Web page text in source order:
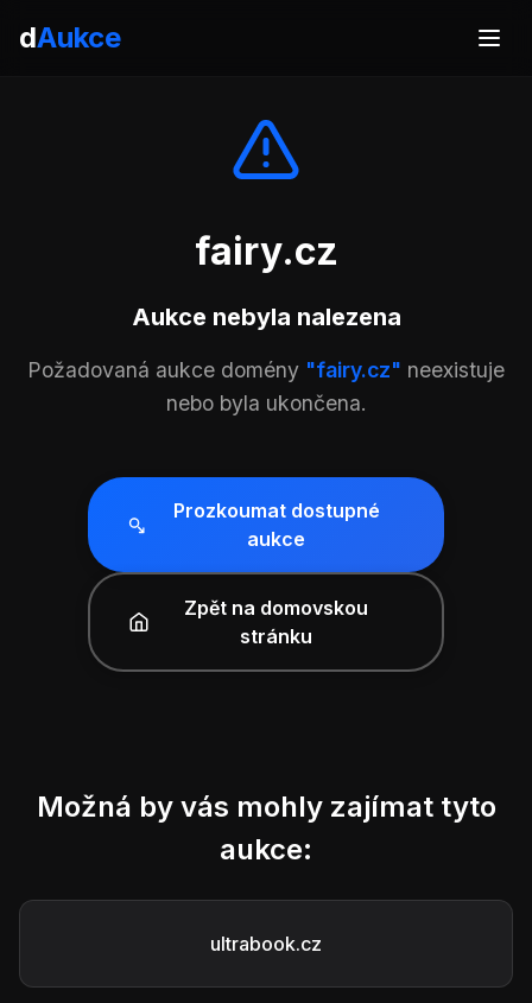
dAukce
fairy.cz
Aukce nebyla nalezena
Požadovaná aukce domény "fairy.cz" neexistuje
nebo byla ukončena.
Prozkoumat dostupné
aukce
Zpět na domovskou
stránku
Možná by vás mohly zajímat tyto
aukce:
ultrabook.cz